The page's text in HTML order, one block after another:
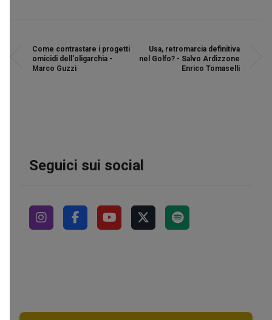
Come contrastare i progetti
omicidi dell'oligarchia -
Marco Guzzi
Usa, retromarcia definitiva
nel Golfo? - Salvo Ardizzone
Enrico Tomaselli
Seguici sui social